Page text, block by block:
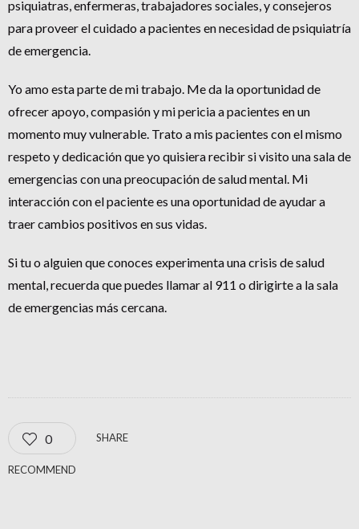
psiquiatras, enfermeras, trabajadores sociales, y consejeros
para proveer el cuidado a pacientes en necesidad de psiquiatría
de emergencia.
Yo amo esta parte de mi trabajo. Me da la oportunidad de
ofrecer apoyo, compasión y mi pericia a pacientes en un
momento muy vulnerable. Trato a mis pacientes con el mismo
respeto y dedicación que yo quisiera recibir si visito una sala de
emergencias con una preocupación de salud mental. Mi
interacción con el paciente es una oportunidad de ayudar a
traer cambios positivos en sus vidas.
Si tu o alguien que conoces experimenta una crisis de salud
mental, recuerda que puedes llamar al 911 o dirigirte a la sala
de emergencias más cercana.
0
RECOMMEND
SHARE